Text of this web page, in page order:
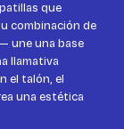
que
combinación de
une una base
llamativa
el talón, el
una estética